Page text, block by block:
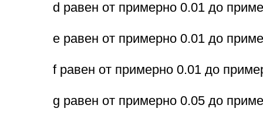
d равен от примерно 0.01 до
е равен от примерно 0.01 до
f равен от примерно 0.01 до
g равен от примерно 0.05 до